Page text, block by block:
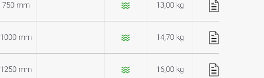
750 mm 13,00 kg
1000 mm 14,70 kg
1250 mm 16,00 kg